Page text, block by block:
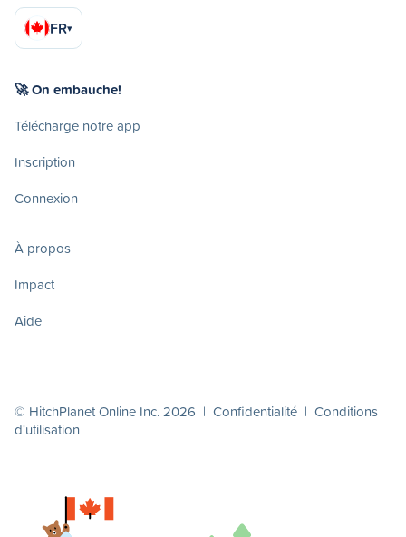
FR▾
🚀 On embauche!
Télécharge notre app
Inscription
Connexion
À propos
Impact
Aide
© HitchPlanet Online Inc. 2026 | Confidentialité | Conditions
d'utilisation